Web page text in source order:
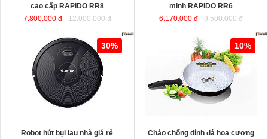
cao cấp RAPIDO RR8
7.800.000 đ
12.000.000 đ
minh RAPIDO RR6
6.170.000 đ
9.500.000 đ
Robot hút bụi lau nhà giá rẻ
RAPIDO RR5
30%
Robot hút bụi lau nhà giá rẻ
Chảo chống dính đá hoa cương
chất liệu nhôm đúc
nguyên khối giữ nhiệt tốt, thiết kế
hiện đại tiết kiệt năng lượng giúp
món ăn chín đều và nhanh hơn.
10%
Chảo chống dính đá hoa cương